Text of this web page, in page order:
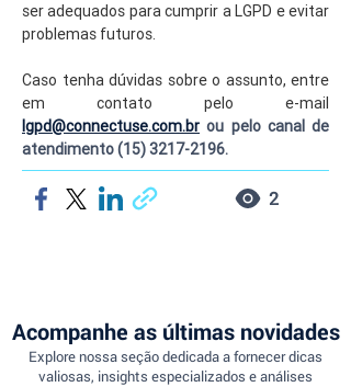
ser adequados para cumprir a LGPD e evitar
problemas futuros.
Caso tenha dúvidas sobre o assunto, entre
lgpd@connectuse.com.br ou pelo canal de
atendimento (15) 3217-2196.
2
Acompanhe as últimas novidades
Explore nossa seção dedicada a fornecer dicas
valiosas, insights especializados e análises